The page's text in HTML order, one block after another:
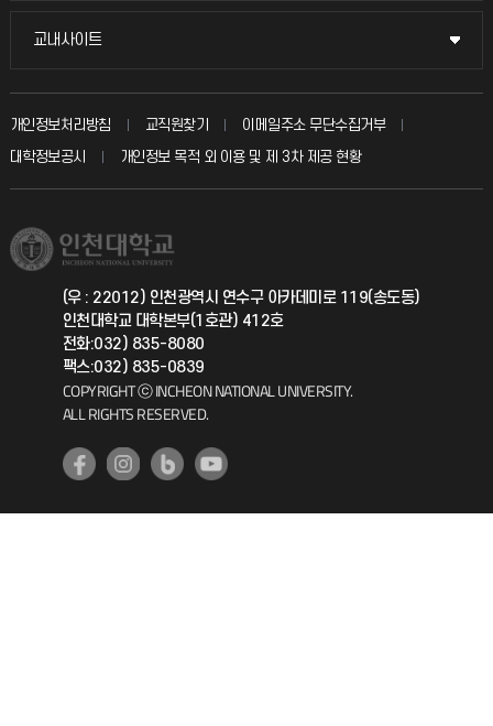
입학안내
취업정보(학생)
칭찬마당
학생서비스 지킴이
국방헬프콜
총동문회
교내사이트
교내사이트
교수회
교육혁신본부
국제지원과
공자아카데미
기초교육원
개인정보처리방침 교직원찾기
이메일주소 무단수집거부
대학정보공시
개인정보 목적 외 이용 및 제 3차 제공 현황
(우 : 22012) 인천광역시 연수구 아카데미로 119(송도동)
인천대학교 대학본부(1호관) 412호
전화:032) 835-8080
팩스:032) 835-0839
COPYRIGHT ⓒ INCHEON NATIONAL UNIVERSITY.
ALL RIGHTS RESERVED.